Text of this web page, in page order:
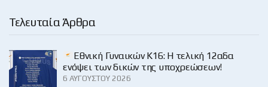
Τελευταία Άρθρα
Εθνική Γυναικών Κ16: Η τελική 12αδα
ενόψει των δικών της υποχρεώσεων!
6 ΑΥΓΟΎΣΤΟΥ 2026